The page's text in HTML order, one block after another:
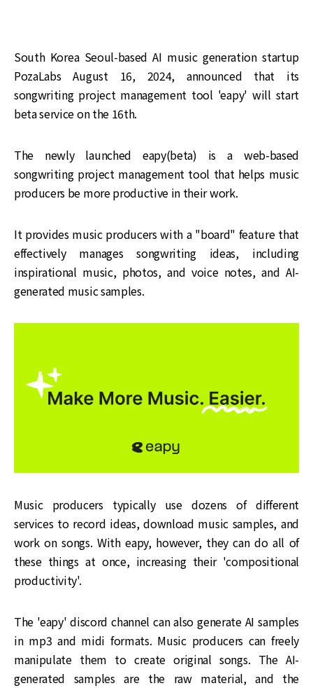
South Korea Seoul-based AI music generation startup
PozaLabs August 16, 2024, announced that its
songwriting project management tool 'eapy' will start
beta service on the 16th.
The newly launched eapy(beta) is a web-based
songwriting project management tool that helps music
producers be more productive in their work.
It provides music producers with a "board" feature that
effectively manages songwriting ideas, including
inspirational music, photos, and voice notes, and AI-
generated music samples.
Music producers typically use dozens of different
services to record ideas, download music samples, and
work on songs. With eapy, however, they can do all of
these things at once, increasing their 'compositional
productivity'.
The 'eapy' discord channel can also generate AI samples
in mp3 and midi formats. Music producers can freely
manipulate them to create original songs. The AI-
generated samples are the raw material, and the